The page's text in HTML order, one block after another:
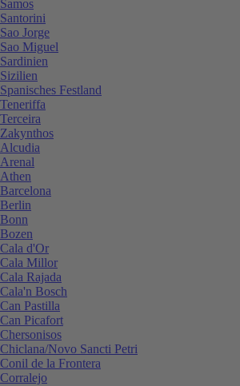
Samos
Santorini
Sao Jorge
Sao Miguel
Sardinien
Sizilien
Spanisches Festland
Teneriffa
Terceira
Zakynthos
Alcudia
Arenal
Athen
Barcelona
Berlin
Bonn
Bozen
Cala d'Or
Cala Millor
Cala Rajada
Cala'n Bosch
Can Pastilla
Can Picafort
Chersonisos
Chiclana/Novo Sancti Petri
Conil de la Frontera
Corralejo